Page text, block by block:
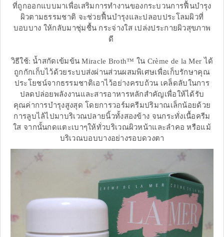
ที่ถูกออกแบบมาเพื่อเสริมการทำงานของกระบวนการฟื้นบำรุง
ผิวตามธรรมชาติ จะช่วยฟื้นบำรุงและปลอบประโลมผิวที่
บอบบาง ให้กลับมาชุ่มชื้น กระจ่างใส เปล่งประกายผิวสุขภาพ
ดี
วิธีใช้: น้ำสกัดเข้มข้น Miracle Broth™ ใน Crème de la Mer ได้
ถูกกักเก็บไว้ด้วยระบบส่งผ่านส่วนผสมพิเศษเพื่อเก็บรักษาคุณ
ประโยชน์จากธรรมชาติเอาไว้อย่างครบถ้วน เคล็ดลับในการ
ปลดปล่อยพลังงานและสารอาหารหลักสำคัญเพื่อให้ได้รับ
คุณค่าการบำรุงสูงสุด โดยการวอร์มครีมปริมาณเล็กน้อยด้วย
การลูบไล้ไปมาบริเวณปลายนิ้วทั้งสองข้าง จนกระทั่งเนื้อครีม
ใส จากนั้นกดแตะเบาๆให้ทั่วบริเวณผิวหน้าและลำคอ หรือแม้
บริเวณบอบบางอย่างรอบดวงตา